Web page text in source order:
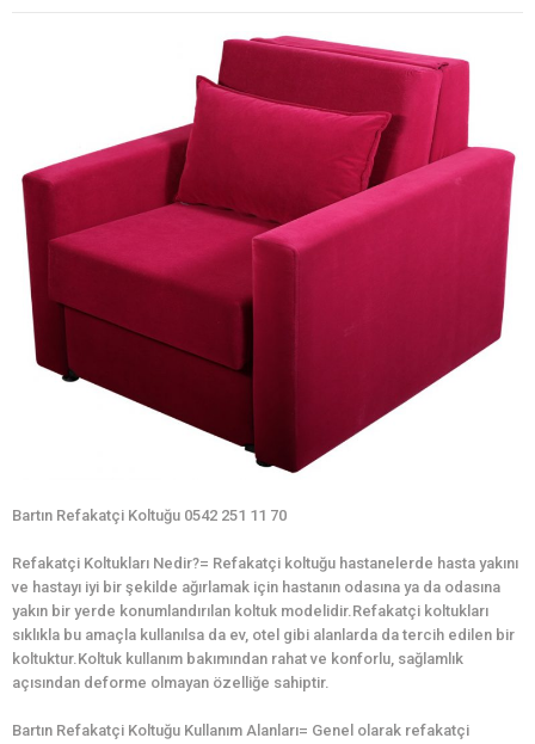
Bartın Refakatçi Koltuğu 0542 251 11 70
Refakatçi Koltukları Nedir?= Refakatçi koltuğu hastanelerde hasta yakını
ve hastayı iyi bir şekilde ağırlamak için hastanın odasına ya da odasına
yakın bir yerde konumlandırılan koltuk modelidir.Refakatçi koltukları
sıklıkla bu amaçla kullanılsa da ev, otel gibi alanlarda da tercih edilen bir
koltuktur.Koltuk kullanım bakımından rahat ve konforlu, sağlamlık
açısından deforme olmayan özelliğe sahiptir.
Bartın Refakatçi Koltuğu Kullanım Alanları= Genel olarak refakatçi